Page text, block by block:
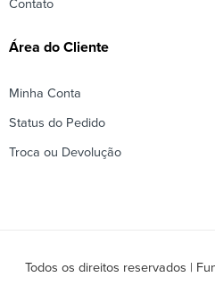
Contato
Área do Cliente
Minha Conta
Status do Pedido
Troca ou Devolução
Todos os direitos reservados |